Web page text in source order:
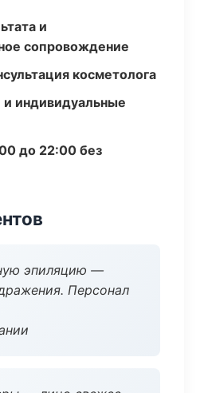
и
сопровождение
косметолога
индивидуальные
до 22:00 без
эпиляцию —
Персонал